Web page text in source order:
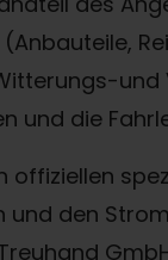
die
den